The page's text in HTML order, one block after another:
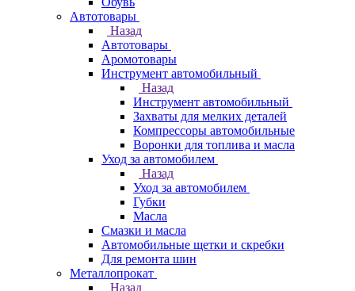
Автотовары
Назад
Автотовары
Аромотовары
Инструмент автомобильный
Назад
Инструмент автомобильный
Захваты для мелких деталей
Компрессоры автомобильные
Воронки для топлива и масла
Уход за автомобилем
Назад
Уход за автомобилем
Губки
Масла
Смазки и масла
Автомобильные щетки и скребки
Для ремонта шин
Металлопрокат
Назад